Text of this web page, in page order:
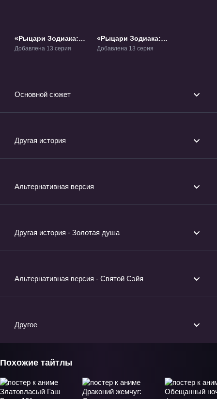
«Рыцари Зодиака:
Утерянный холст —
Добавлена 13 серия
«Рыцари Зодиака:
Утерянный холст —
Добавлена 13 серия
Основной сюжет
Другая история
Альтернативная версия
Другая история - Золотая душа
Альтернативная версия - Святой Сэйя
Другое
Похожие тайтлы